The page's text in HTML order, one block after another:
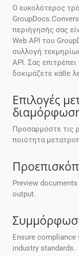
Ο ευκολότερος
περιήγησής σας
Web API του
συλλογή
API. Σας
δοκιμάζετε κάθε
Επιλογές
Προσαρμόστε τις
ποιότητα
Preview
output.
Ensure
industry standards.